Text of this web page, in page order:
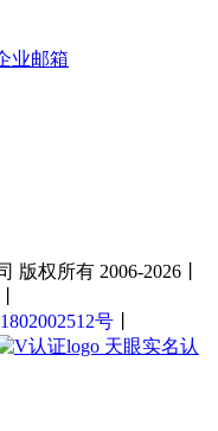
业邮箱
权所有 2006-2026丨
号
天眼实名认